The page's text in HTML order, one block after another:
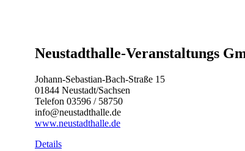
Neustadthalle-Veranstaltungs
Johann-Sebastian-Bach-Straße 15
01844 Neustadt/Sachsen
Telefon 03596 / 58750
info@neustadthalle.de
www.neustadthalle.de
Details